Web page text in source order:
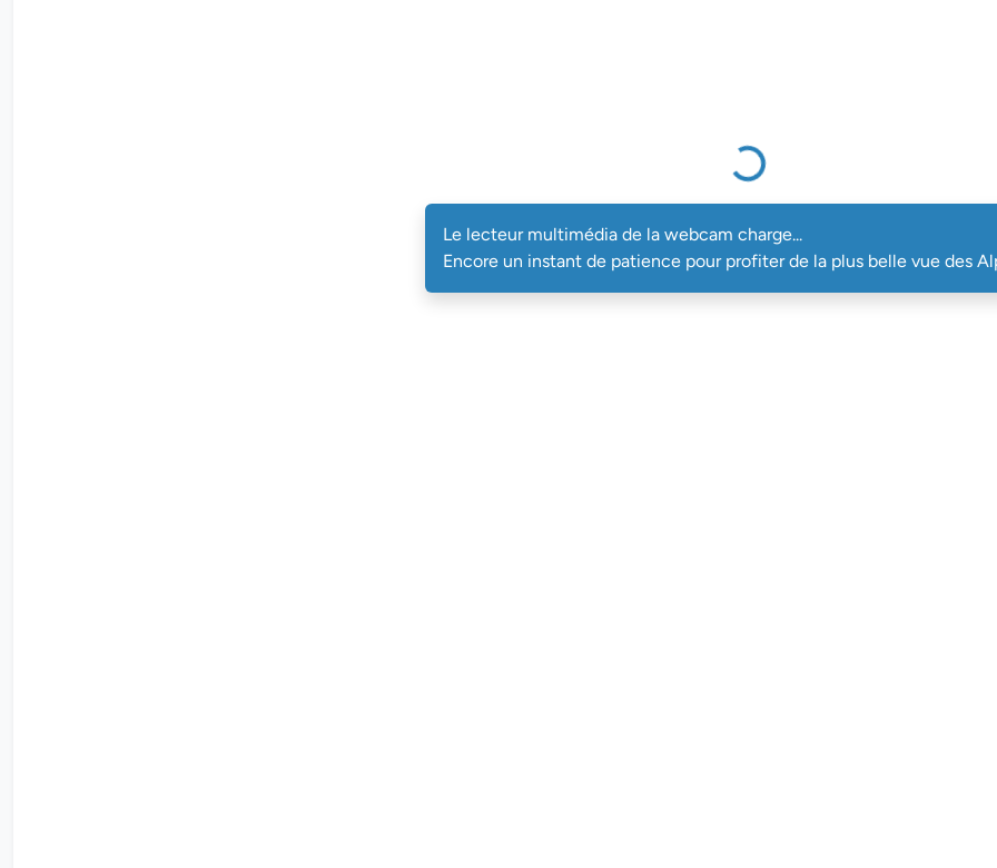
Le lecteur multimédia de la webcam charge...
Le lecteur multimédia de la webcam charge...
Encore un instant de patience pour profiter de la plus belle vue des